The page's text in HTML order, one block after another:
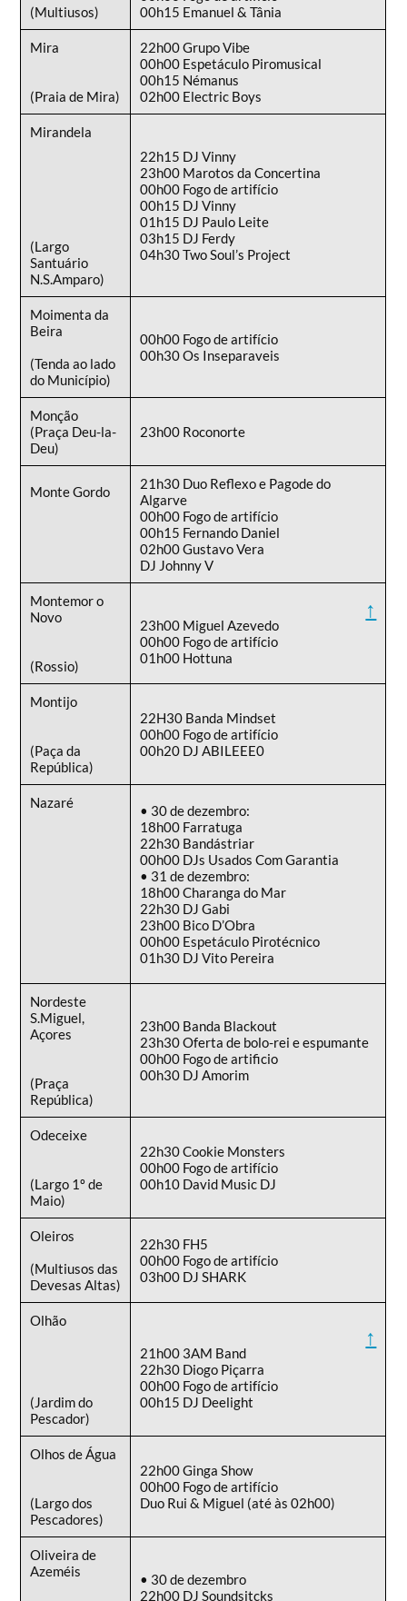
(Multiusos)
00h15 Emanuel & Tânia
Mira
(Praia de Mira)
22h00 Grupo Vibe
00h00 Espetáculo Piromusical
00h15 Némanus
02h00 Electric Boys
Mirandela
(Largo
Santuário
N.S.Amparo)
22h15 DJ Vinny
23h00 Marotos da Concertina
00h00 Fogo de artifício
00h15 DJ Vinny
01h15 DJ Paulo Leite
03h15 DJ Ferdy
04h30 Two Soul’s Project
Moimenta da
Beira
(Tenda ao lado
do Município)
00h00 Fogo de artifício
00h30 Os Inseparaveis
Monção
(Praça Deu-la-
Deu)
23h00 Roconorte
Monte Gordo
21h30 Duo Reflexo e Pagode do
Algarve
00h00 Fogo de artifício
00h15 Fernando Daniel
02h00 Gustavo Vera
DJ Johnny V
Montemor o
Novo
(Rossio)
↑
23h00 Miguel Azevedo
00h00 Fogo de artifício
01h00 Hottuna
Montijo
(Paça da
República)
22H30 Banda Mindset
00h00 Fogo de artifício
00h20 DJ ABILEEE0
Nazaré
• 30 de dezembro:
18h00 Farratuga
22h30 Bandástriar
00h00 DJs Usados Com Garantia
• 31 de dezembro:
18h00 Charanga do Mar
22h30 DJ Gabi
23h00 Bico D’Obra
00h00 Espetáculo Pirotécnico
01h30 DJ Vito Pereira
Nordeste
S.Miguel,
Açores
(Praça
República)
23h00 Banda Blackout
23h30 Oferta de bolo-rei e espumante
00h00 Fogo de artificio
00h30 DJ Amorim
Odeceixe
(Largo 1º de
Maio)
22h30 Cookie Monsters
00h00 Fogo de artifício
00h10 David Music DJ
Oleiros
(Multiusos das
Devesas Altas)
22h30 FH5
00h00 Fogo de artifício
03h00 DJ SHARK
Olhão
(Jardim do
Pescador)
↑
21h00 3AM Band
22h30 Diogo Piçarra
00h00 Fogo de artifício
00h15 DJ Deelight
Olhos de Água
(Largo dos
Pescadores)
22h00 Ginga Show
00h00 Fogo de artifício
Duo Rui & Miguel (até às 02h00)
Oliveira de
Azeméis
• 30 de dezembro
22h00 DJ Soundsitcks